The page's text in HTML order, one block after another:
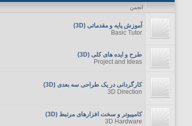
انجمن
آموزش پایه و مقدماتی (3D)
Basic Tutor
طرح و ایده های کلی (3D)
Project and Ideas
کارگردانی در یک طراحی سه بعدی (3D)
3D Direction
کامپیوتر و سخت افزارهای مرتبط (3D)
3D Hardware